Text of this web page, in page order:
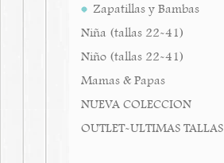
Zapatillas y Bambas
Niña (tallas 22-41)
Niño (tallas 22-41)
Mamas & Papas
NUEVA COLECCION
OUTLET-ULTIMAS TALLAS